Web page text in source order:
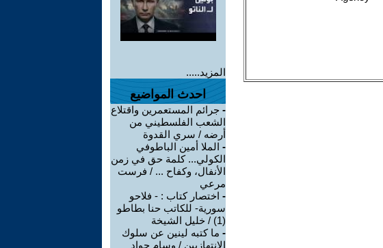
المزيد.....
احدث المواضيع
- جرائم المستعمرين واقتلاع
الشعب الفلسطيني من
أرضه / سري القدوة
- الملا أمين الباطوفي
الكولي... كلمة حق في زمن
الأنفال، وكفاح ... / فرست
مرعي
- اختصار كتاب : - فلاحو
سورية- للكاتب حنا بطاطو
(1) / خليل الشيخة
- ما كتبه لينين عن سلوك
الإنتهازيين / وسام جواد